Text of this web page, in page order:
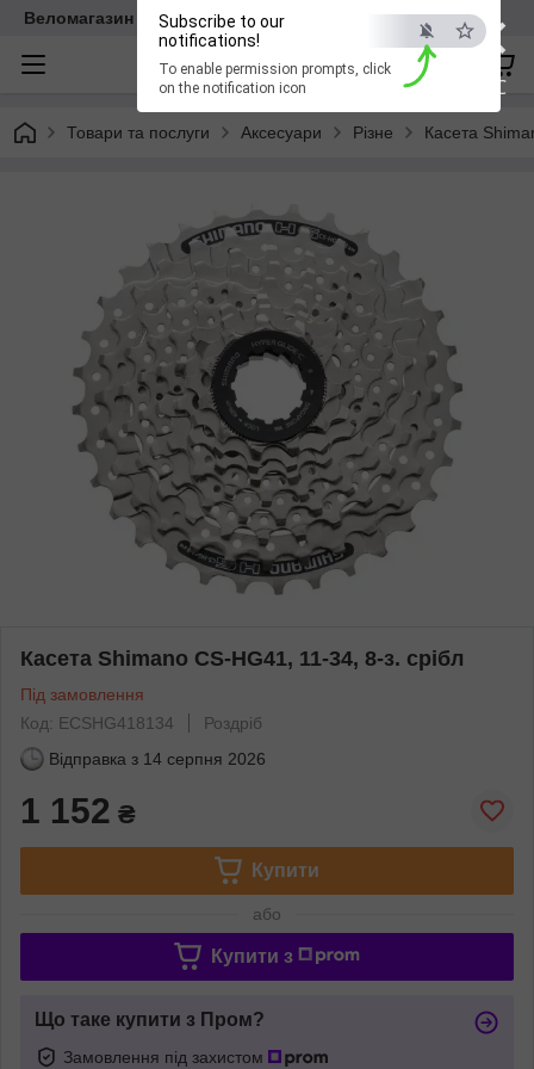
×
ESC
Subscribe to our
notifications!
To enable permission prompts, click
on the notification icon
Веломагазин EasyBike
Товари та послуги Аксесуари Різне Касета
Касета Shimano CS-HG41, 11-34, 8-з. срібл
Під замовлення
Код: ECSHG418134
Роздріб
Відправка з 14 серпня 2026
1 152 ₴
Купити
або
Купити з
Що таке купити з Пром?
Замовлення під захистом